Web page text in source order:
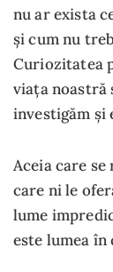
nu ar exista
și cum nu
Curiozitatea
viața noastră
investigăm și
Aceia care
care ni le
lume
este lumea